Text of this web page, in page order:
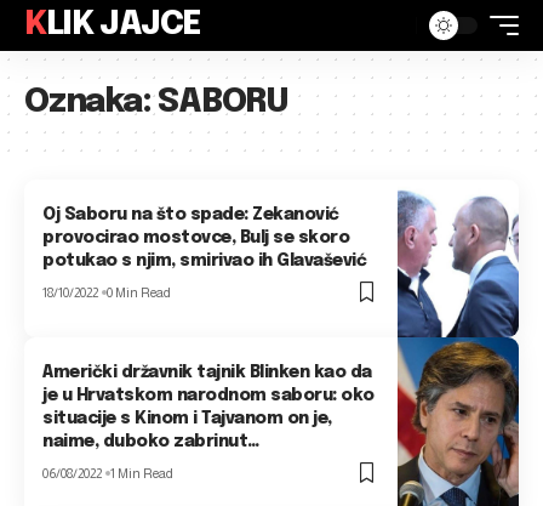
KLIK JAJCE
Oznaka:SABORU
Oj Saboru na što spade: Zekanović
provocirao mostovce, Bulj se skoro
potukao s njim, smirivao ih Glavašević
18/10/2022 0 Min Read
Američki državnik tajnik Blinken kao da
je u Hrvatskom narodnom saboru: oko
situacije s Kinom i Tajvanom on je,
naime, duboko zabrinut…
06/08/2022 1 Min Read